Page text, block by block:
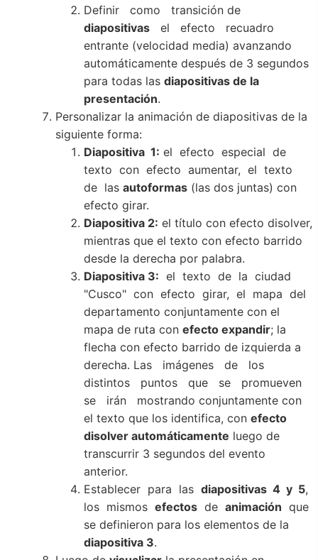
Definir como transición de
diapositivas el efecto recuadro
entrante (velocidad media) avanzando
automáticamente después de 3 segundos
para todas las diapositivas de la
presentación.
Personalizar la animación de diapositivas de la
siguiente forma:
Diapositiva 1: el efecto especial de
texto con efecto aumentar, el texto
de las autoformas (las dos juntas) con
efecto girar.
Diapositiva 2: el título con efecto disolver,
mientras que el texto con efecto barrido
desde la derecha por palabra.
Diapositiva 3: el texto de la ciudad
"Cusco" con efecto girar, el mapa del
departamento conjuntamente con el
mapa de ruta con efecto expandir; la
flecha con efecto barrido de izquierda a
derecha. Las imágenes de los
distintos puntos que se promueven
se irán mostrando conjuntamente con
el texto que los identifica, con efecto
disolver automáticamente luego de
transcurrir 3 segundos del evento
anterior.
Establecer para las diapositivas 4 y 5,
los mismos efectos de animación que
se definieron para los elementos de la
diapositiva 3.